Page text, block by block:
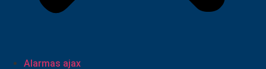
Alarmas ajax